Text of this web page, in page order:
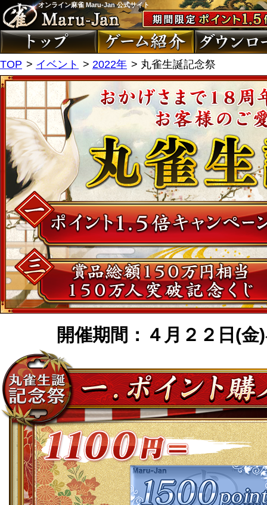
オンライン麻雀 Maru-Jan 公式サイト
TOP イベント 2022年 丸雀生誕記念祭
開催期間：４月２２日(